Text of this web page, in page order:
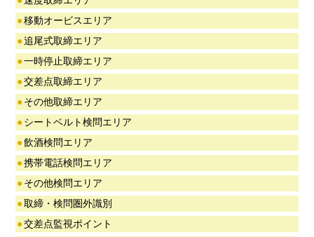
●移動オービスエリア
●追尾式取締エリア
●一時停止取締エリア
●交差点取締エリア
●その他取締エリア
●シートベルト検問エリア
●飲酒検問エリア
●携帯電話検問エリア
●その他検問エリア
●取締・検問圏外識別
●交差点監視ポイント